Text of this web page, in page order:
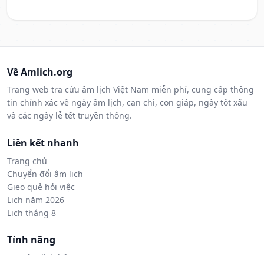
Về Amlich.org
Trang web tra cứu âm lịch Việt Nam miễn phí, cung cấp thông
tin chính xác về ngày âm lịch, can chi, con giáp, ngày tốt xấu
và các ngày lễ tết truyền thống.
Liên kết nhanh
Trang chủ
Chuyển đổi âm lịch
Gieo quẻ hỏi việc
Lịch năm 2026
Lịch tháng 8
Tính năng